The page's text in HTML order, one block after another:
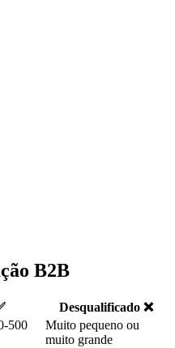
B2B
Desqualificado ❌
500
Muito pequeno ou
muito grande